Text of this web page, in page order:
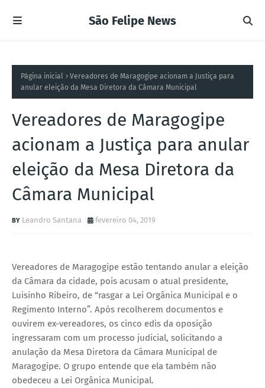
São Felipe News
Página inicial
Vereadores de Maragogipe acionam a Justiça para
anular eleição da Mesa Diretora da Câmara Municipal
Vereadores de Maragogipe
acionam a Justiça para anular
eleição da Mesa Diretora da
Câmara Municipal
Leandro Santana fevereiro 04, 2019
Vereadores de Maragogipe estão tentando anular a eleição
da Câmara da cidade, pois acusam o atual presidente,
Luisinho Ribeiro, de “rasgar a Lei Orgânica Municipal e o
Regimento Interno”. Após recolherem documentos e
ouvirem ex-vereadores, os cinco edis da oposição
ingressaram com um processo judicial, solicitando a
anulação da Mesa Diretora da Câmara Municipal de
Maragogipe. O grupo entende que ela também não
obedeceu a Lei Orgânica Municipal.